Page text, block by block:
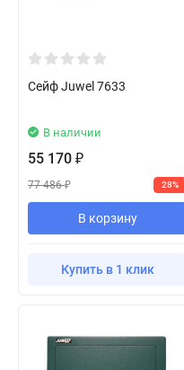
Сейф Juwel 7633
В наличии
55 170 ₽
77 486₽ 28%
В корзину
Купить в 1 клик